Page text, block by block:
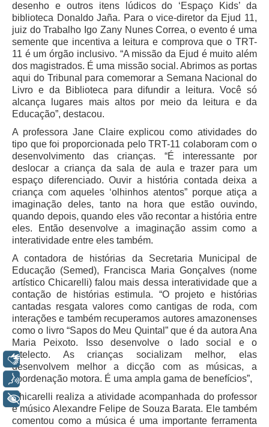
Comitê de Atenção Integral à Saúde de Magistrados e
Servidores
Comitê de Segurança Permanente
Comitê de Combate ao Trabalho Infantil e de Estímulo à
Aprendizagem
Comitê de Incentivo à Participação Institucional Feminina
no âmbito do TRT-11
Comitê de Prevenção e Enfrentamento do Assédio
Moral, do Assédio Sexual e da Discriminação
Comissão Permanente de Gestão Socioambiental
Comitê Gestor do Plano de Contratações e Aquisições
no Âmbito do TRT11
Grupo Operacional do Centro de Inteligência
Comitê de Equidade de Raça, Gênero e Diversidade
Comitê PopRuaJud
Comissão de Justiça Itinerante
Comissão Permanente de Avaliação Documental
Automação e IA
Governança
Governança de TI
Gestão Estratégica
Governança das Contratações Obras
Rede de Governança Colaborativa
Gestão de Riscos
desenho e outros itens lúdicos do ‘Espaço Kids’ da
biblioteca Donaldo Jaña. Para o vice-diretor da Ejud 11,
juiz do Trabalho Igo Zany Nunes Correa, o evento é uma
semente que incentiva a leitura e comprova que o TRT-
11 é um órgão inclusivo. “A missão da Ejud é muito além
dos magistrados. É uma missão social. Abrimos as portas
aqui do Tribunal para comemorar a Semana Nacional do
Livro e da Biblioteca para difundir a leitura. Você só
alcança lugares mais altos por meio da leitura e da
Educação”, destacou.
A professora Jane Claire explicou como atividades do
tipo que foi proporcionada pelo TRT-11 colaboram com o
desenvolvimento das crianças. “É interessante por
deslocar a criança da sala de aula e trazer para um
espaço diferenciado. Ouvir a história contada deixa a
criança com aqueles ‘olhinhos atentos” porque atiça a
imaginação deles, tanto na hora que estão ouvindo,
quando depois, quando eles vão recontar a história entre
eles. Então desenvolve a imaginação assim como a
interatividade entre eles também.
A contadora de histórias da Secretaria Municipal de
Educação (Semed), Francisca Maria Gonçalves (nome
artístico Chicarelli) falou mais dessa interatividade que a
contação de histórias estimula. “O projeto e histórias
cantadas resgata valores como cantigas de roda, com
interações e também recuperamos autores amazonenses
como o livro “Sapos do Meu Quintal” que é da autora Ana
Maria Peixoto. Isso desenvolve o lado social e o
intelecto. As crianças socializam melhor, elas
desenvolvem melhor a dicção com as músicas, a
coordenação motora. É uma ampla gama de benefícios”,
Chicarelli realiza a atividade acompanhada do professor
e músico Alexandre Felipe de Souza Barata. Ele também
comentou como a música é uma importante ferramenta
Libras
Voz
+ Acessibilidade